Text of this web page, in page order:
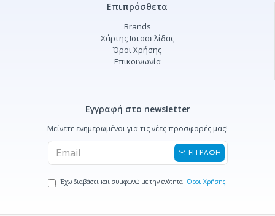
Επιπρόσθετα
Brands
Χάρτης Ιστοσελίδας
Όροι Χρήσης
Επικοινωνία
Εγγραφή στο newsletter
Μείνετε ενημερωμένοι για τις νέες προσφορές μας!
ΕΓΓΡΑΦΗ
Έχω διαβάσει και συμφωνώ με την ενότητα Όροι Χρήσης